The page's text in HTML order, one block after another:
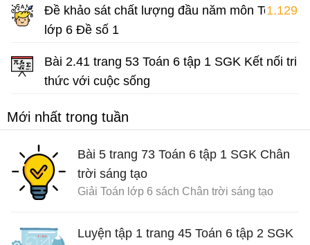
Đề khảo sát chất lượng đầu năm môn Toán
lớp 6 Đề số 1
1.129
Bài 2.41 trang 53 Toán 6 tập 1 SGK Kết nối tri
thức với cuộc sống
Mới nhất trong tuần
Bài 5 trang 73 Toán 6 tập 1 SGK Chân
trời sáng tạo
Giải Toán lớp 6 sách Chân trời sáng tạo
Luyện tập 1 trang 45 Toán 6 tập 2 SGK